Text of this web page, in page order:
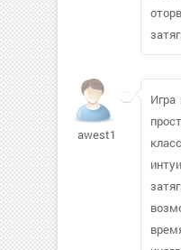
awest1463
Игра